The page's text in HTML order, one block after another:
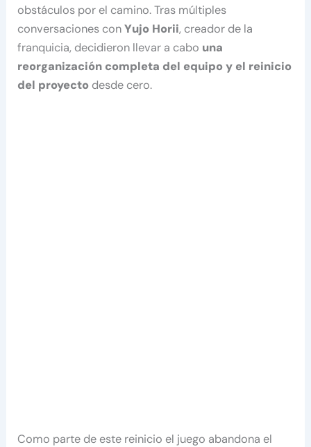
obstáculos por el camino. Tras múltiples
conversaciones conYujo Horii, creador de la
franquicia, decidieron llevar a cabo una
reorganización completa del equipo y el reinicio
del proyecto desde cero.
Como parte de este reinicio el juego abandona el